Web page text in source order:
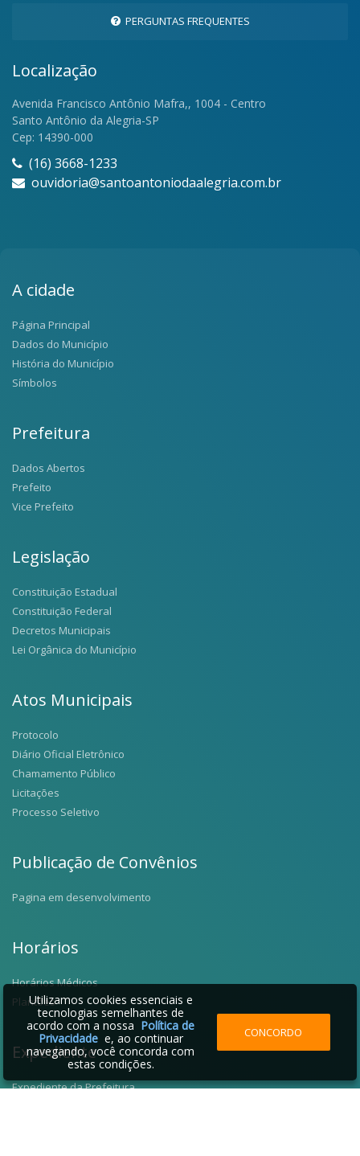
PERGUNTAS FREQUENTES
Localização
Avenida Francisco Antônio Mafra,, 1004 - Centro
Santo Antônio da Alegria-SP
Cep: 14390-000
(16) 3668-1233
ouvidoria@santoantoniodaalegria.com.br
A cidade
Página Principal
Dados do Município
História do Município
Símbolos
Prefeitura
Dados Abertos
Prefeito
Vice Prefeito
Legislação
Constituição Estadual
Constituição Federal
Decretos Municipais
Lei Orgânica do Município
Atos Municipais
Protocolo
Diário Oficial Eletrônico
Chamamento Público
Licitações
Processo Seletivo
Publicação de Convênios
Pagina em desenvolvimento
Horários
Horários Médicos
Plantões
Expediente
Expediente da Prefeitura
Utilizamos cookies essenciais e
tecnologias semelhantes de
acordo com a nossa Política de
Privacidadee, ao continuar
navegando, você concorda com
estas condições.
CONCORDO